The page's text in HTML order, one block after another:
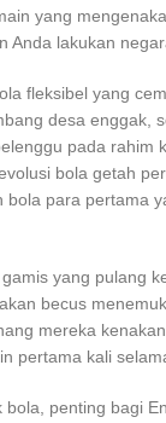
yang
Anda lakukan
fleksibel yang
desa enggak,
pada
bola getah
para pertama
yang pulang
becus
mereka
pertama kali
penting bagi